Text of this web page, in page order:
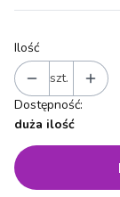
Ilość
szt.
Dostępność:
duża ilość